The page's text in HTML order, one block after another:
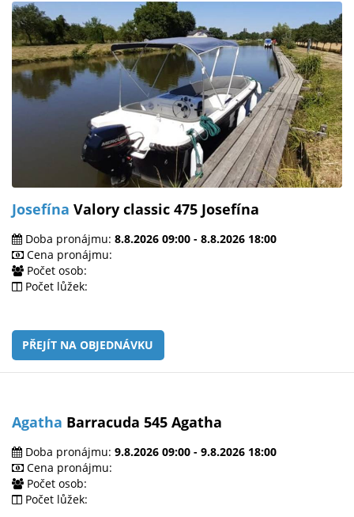
Josefína Valory classic 475 Josefína
Doba pronájmu: 8.8.2026 09:00 - 8.8.2026 18:00
Cena pronájmu:
Počet osob:
Počet lůžek:
PŘEJÍT NA OBJEDNÁVKU
Agatha Barracuda 545 Agatha
Doba pronájmu: 9.8.2026 09:00 - 9.8.2026 18:00
Cena pronájmu:
Počet osob:
Počet lůžek: